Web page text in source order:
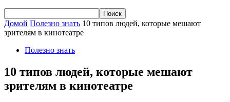
Домой Полезно знать 10 типов людей, которые мешают
зрителям в кинотеатре
Полезно знать
10 типов людей, которые мешают
зрителям в кинотеатре